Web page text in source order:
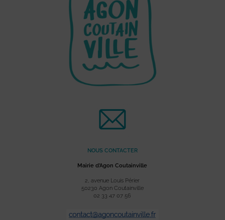
NOUS CONTACTER
Mairie d’Agon Coutainville
2, avenue Louis Périer
50230 Agon Coutainville
02 33 47 07 56